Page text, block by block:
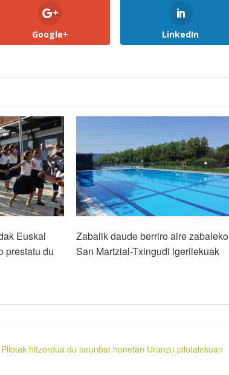
Google+ LinkedIn
Euskal
prestatu du
Zabalik daude berriro aire zabaleko
San Martzial-Txingudi igerilekuak
Pilotak hitzordua du larunbat honetan Uranzu pilotalekuan